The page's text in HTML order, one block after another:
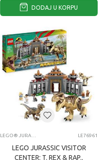
DODAJ U KORPU
LE76961
LEGO JURASSIC VISITOR
CENTER: T. REX & RAP..